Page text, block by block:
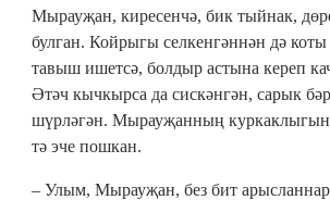
Мырауҗан, киресенчә, бик тыйнак,
булган. Койрыгы селкенгәннән дә коты
тавыш ишетсә, болдыр астына кереп
Әтәч кычкырса да сискәнгән, сарык
шүрләгән. Мырауҗанның
тә эче пошкан.
– Улым, Мырауҗан, без бит